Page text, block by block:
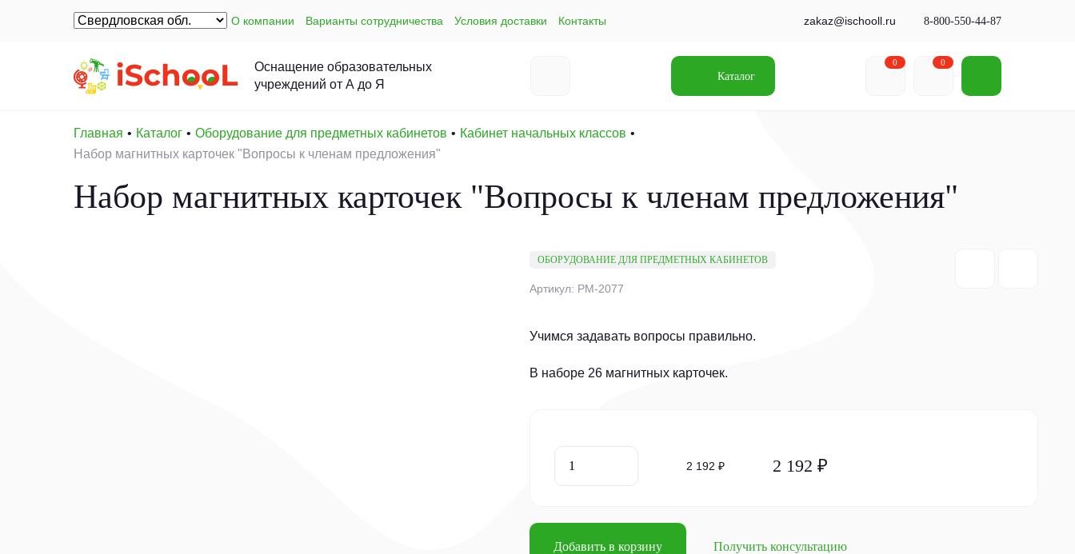
О компании Варианты сотрудничества Условия доставки Контакты zakaz@ischooll.ru 8-800-550-44-87
Оснащение образовательных
учреждений от А до Я
Каталог
0 0
Главная Каталог Оборудование для предметных кабинетов
Кабинет начальных классов
Набор магнитных карточек "Вопросы к членам предложения"
Набор магнитных карточек "Вопросы к членам предложения"
ОБОРУДОВАНИЕ ДЛЯ ПРЕДМЕТНЫХ КАБИНЕТОВ
Артикул: РМ-2077
Учимся задавать вопросы правильно.
В наборе 26 магнитных карточек.
2 192 ₽ 2 192 ₽
Добавить в корзину Получить консультацию